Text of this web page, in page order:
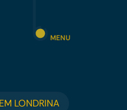
MENU
LONDRINA